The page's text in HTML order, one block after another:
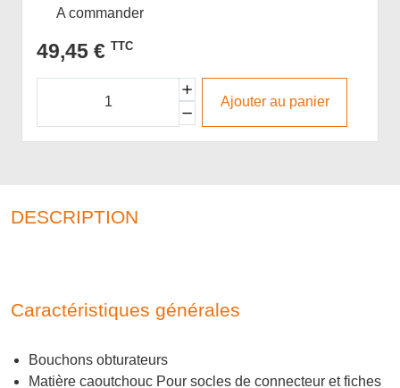
A commander
49,45 € TTC
Ajouter au panier
DESCRIPTION
Caractéristiques générales
Bouchons obturateurs
Matière caoutchouc Pour socles de connecteur et fiches